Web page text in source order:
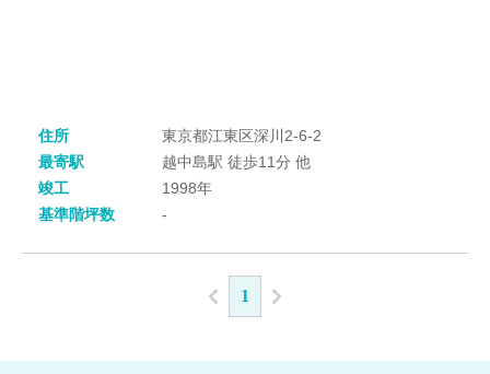
住所
東京都江東区深川2-6-2
最寄駅
越中島駅 徒歩11分 他
竣工
1998年
基準階坪数
-
1